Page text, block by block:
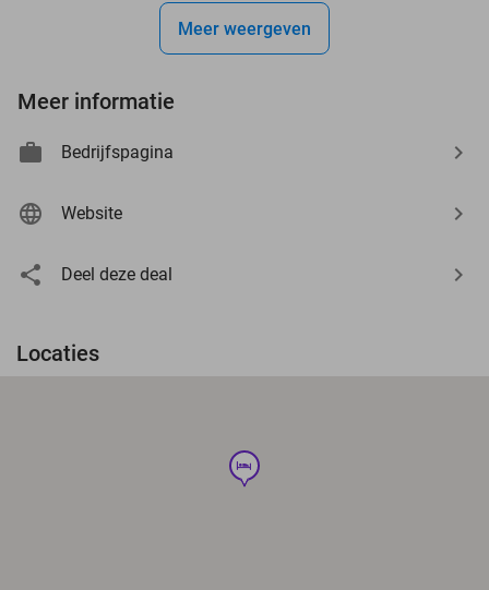
Meer weergeven
Meer informatie
Bedrijfspagina
Website
Deel deze deal
Locaties
hotel